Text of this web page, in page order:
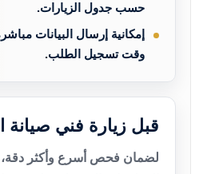
حسب جدول الزيارات.
إمكانية إرسال البيانات
وقت تسجيل الطلب.
قبل زيارة فني صيانة
لضمان فحص أسرع وأكثر